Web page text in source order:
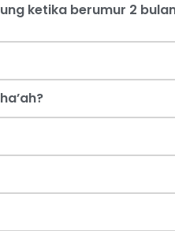
ketika berumur 2